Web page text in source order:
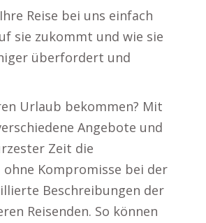
Reise bei uns einfach
sie zukommt und wie sie
überfordert und
Urlaub bekommen? Mit
Angebote und
Zeit die
Kompromisse bei der
Beschreibungen der
Reisenden. So können